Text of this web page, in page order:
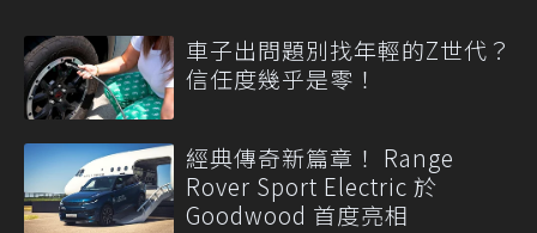
車子出問題別找年輕的Z世代？
信任度幾乎是零！
經典傳奇新篇章！ Range
Rover Sport Electric 於
Goodwood 首度亮相